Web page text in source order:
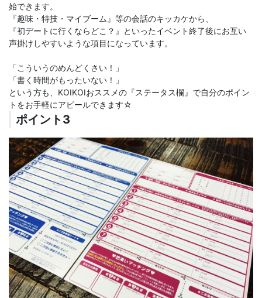
始できます。
『趣味・特技・マイブーム』等の会話のキッカケから、
『初デートに行くならどこ？』といったイベント終了後にお互い
声掛けしやすいような項目になっています。
「こういうのめんどくさい！」
「書く時間がもったいない！」
という方も、KOIKOIおススメの『ステータス欄』で自分のポイン
トをお手軽にアピールできます☆
ポイント3